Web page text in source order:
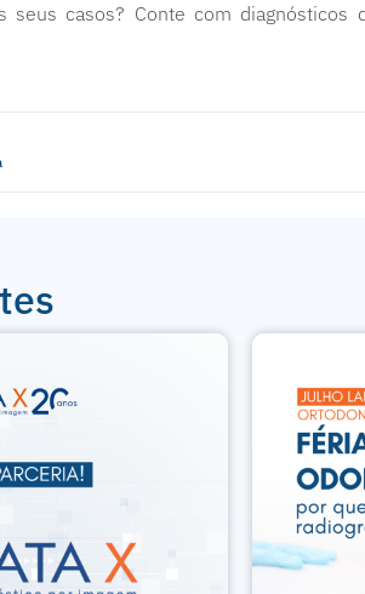
seus casos? Conte com diagnósticos